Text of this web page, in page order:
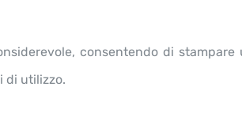
consentendo di stampare
di utilizzo.